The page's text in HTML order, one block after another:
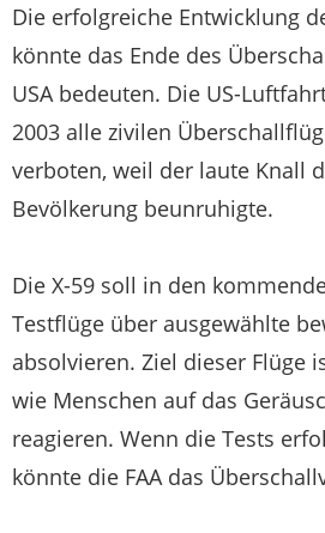
Die erfolgreiche Entwicklung
könnte das Ende des
USA bedeuten. Die US-
2003 alle zivilen
verboten, weil der laute Knall
Bevölkerung beunruhigte.
Die X-59 soll in den
Testflüge über ausgewählte
absolvieren. Ziel dieser Flüge
wie Menschen auf das
reagieren. Wenn die Tests
könnte die FAA das